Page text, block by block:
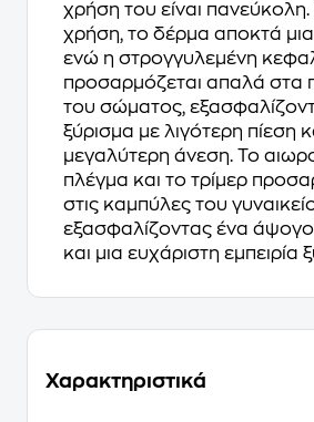
χρήση του είναι
χρήση, το δέρμα αποκτά
ενώ η στρογγυλεμένη
προσαρμόζεται απαλά στα
του σώματος,
ξύρισμα με λιγότερη πίεση
μεγαλύτερη άνεση. Το
πλέγμα και το τρίμερ
στις καμπύλες του
εξασφαλίζοντας ένα
και μια ευχάριστη εμπειρία
Χαρακτηριστικά